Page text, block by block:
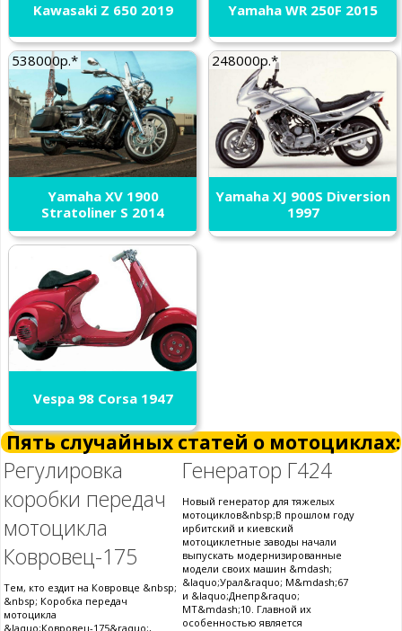
Kawasaki Z 650 2019 Yamaha WR 250F 2015
538000р.*
Yamaha XV 1900
Stratoliner S 2014
248000р.*
Yamaha XJ 900S Diversion
1997
Vespa 98 Corsa 1947
Пять случайных статей о мотоциклах:
Регулировка
коробки передач
мотоцикла
Ковровец-175
Тем, кто ездит на Ковровце &nbsp;
&nbsp; Коробка передач
мотоцикла
&laquo;Ковровец-175&raquo;,
Генератор Г424
Новый генератор для тяжелых
мотоциклов&nbsp;В прошлом году
ирбитский и киевский
мотоциклетные заводы начали
выпускать модернизированные
модели своих машин &mdash;
&laquo;Урал&raquo; М&mdash;67
и &laquo;Днепр&raquo;
МТ&mdash;10. Главной их
особенностью является